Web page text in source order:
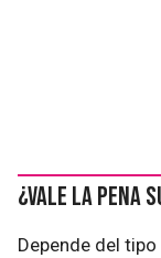
¿Vale la pena
Depende del